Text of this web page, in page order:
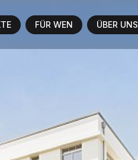
FÜR WEN ÜBER UNS